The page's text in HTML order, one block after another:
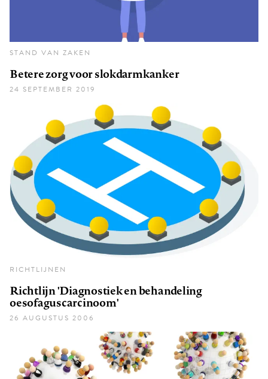
STAND VAN ZAKEN
Betere zorg voor slokdarmkanker
24 SEPTEMBER 2019
RICHTLIJNEN
Richtlijn 'Diagnostiek en behandeling
oesofaguscarcinoom'
26 AUGUSTUS 2006